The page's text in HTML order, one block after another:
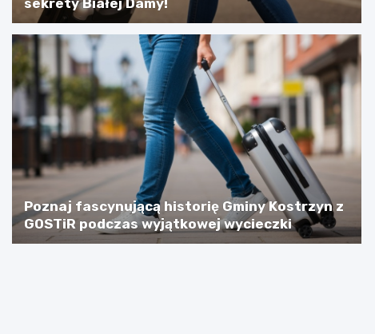
Poznaj fascynującą historię Gminy Kostrzyn z
GOSTiR podczas wyjątkowej wycieczki